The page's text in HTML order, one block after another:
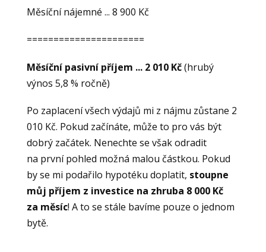
Měsíční nájemné ... 8 900 Kč
======================
Měsíční pasivní příjem ... 2 010 Kč(hrubý
výnos 5,8 % ročně)
Po zaplacení všech výdajů mi z nájmu zůstane 2
010 Kč. Pokud začínáte, může to pro vás být
dobrý začátek. Nenechte se však odradit
na první pohled možná malou částkou. Pokud
by se mi podařilo hypotéku doplatit, stoupne
můj příjem z investice na zhruba 8 000 Kč
za měsíc! A to se stále bavíme pouze o jednom
bytě.